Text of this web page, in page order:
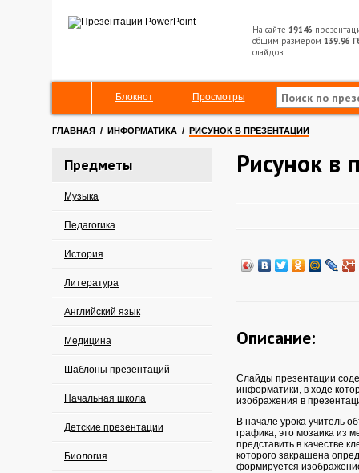
На сайте 19146
общим размером 139.96
слайдов
Блокнот Просмотры
ГЛАВНАЯ / ИНФОРМАТИКА / РИСУНОК В ПРЕЗЕНТАЦИИ
Предметы
Музыка
Педагогика
История
Литература
Английский язык
Медицина
Шаблоны презентаций
Начальная школа
Детские презентации
Биология
Рисунок в
Описание:
Слайды презентации
информатики, в ходе
изображения в
В начале урока учитель
графика, это мозаика из
представить в качестве
которого закрашена
формируется